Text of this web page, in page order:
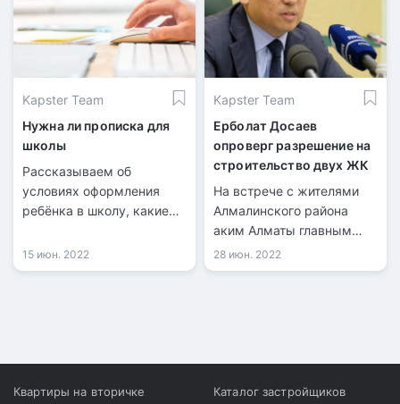
Kapster Team
Нужна ли прописка для
школы
Рассказываем об
условиях оформления
ребёнка в школу, какие
какую роль в этом играет
прописка по месту
15 июн. 2022
Kapster Team
Ерболат Досаев
опроверг разрешение на
строительство двух ЖК
На встрече с жителями
Алмалинского района
аким Алматы главным
образом обсуждал
проблему точечной
28 июн. 2022
Квартиры на вторичке Каталог застройщиков